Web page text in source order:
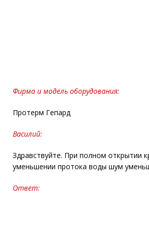
Фирма и модель оборудования:
Протерм Гепард
Василий:
Здравствуйте. При полном открытии
уменьшении протока воды шум
Ответ: